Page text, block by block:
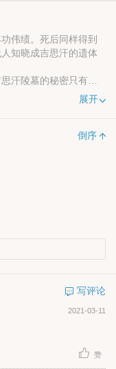
伟绩。死后同样得到
知晓成吉思汗的遗体
陵墓的秘密只有他
展开
倒序
写评论
2021-03-11
赞